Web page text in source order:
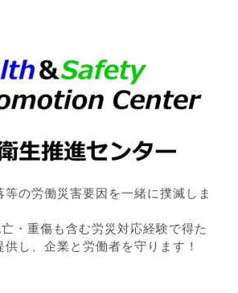
の労働災害要因を一緒に撲滅しま
・重傷も含む労災対応経験で得た
し、企業と労働者を守ります！